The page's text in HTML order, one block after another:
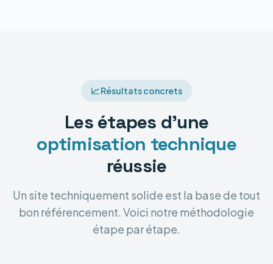
📈 Résultats concrets
Les étapes d'une
optimisation technique
réussie
Un site techniquement solide est la base de tout
bon référencement. Voici notre méthodologie
étape par étape.